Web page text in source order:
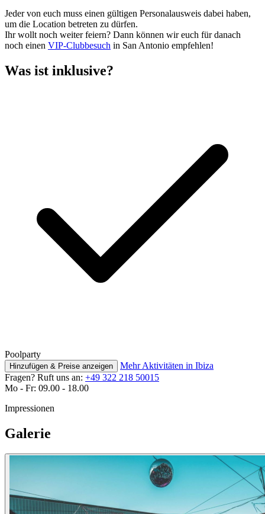
Jeder von euch muss einen gültigen Personalausweis dabei haben,
um die Location betreten zu dürfen.
Ihr wollt noch weiter feiern? Dann können wir euch für danach
noch einen VIP-Clubbesuch in San Antonio empfehlen!
Was ist inklusive?
Poolparty
Hinzufügen & Preise anzeigen
Mehr Aktivitäten in Ibiza
Fragen? Ruft uns an: +49 322 218 50015
Mo - Fr: 09.00 - 18.00
Impressionen
Galerie